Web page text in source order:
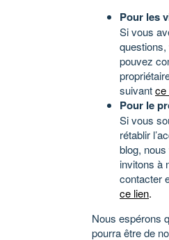
Pour les
Si vous
questions,
pouvez
suivantce
Pour le
Si vous
rétablir
blog,
invitons à
contacter
ce lien.
Nous espérons
pourra être de